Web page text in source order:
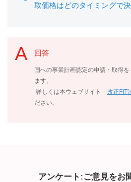
取価格はどのタイミングで決
回答
国への事業計画認定の申請・取得
ます。
詳しくは本ウェブサイト「改正FIT
ださい。
アンケート:ご意見をお